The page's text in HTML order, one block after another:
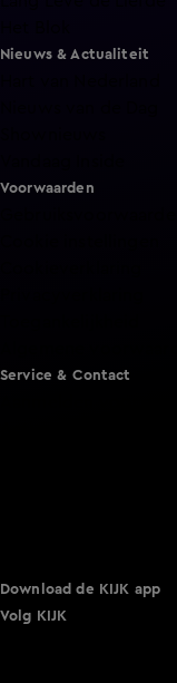
Nieuws & Actualiteit
Voorwaarden
Service & Contact
Download de KIJK app
Volg KIJK